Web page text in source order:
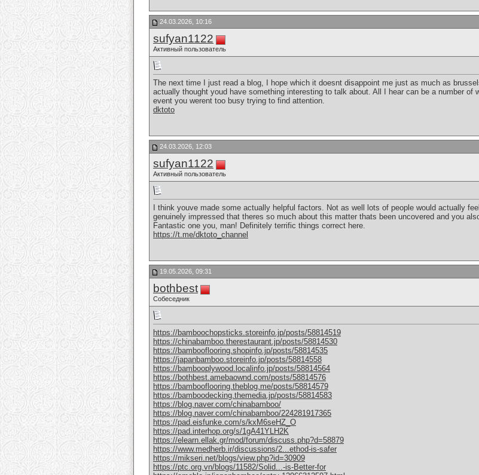
24.03.2026, 10:16
sufyan1122
Активный пользователь
The next time I just read a blog, I hope which it doesnt disappoint me just as much as
actually thought youd have something interesting to talk about. All I hear can be a number of
event you werent too busy trying to find attention.
dktoto
24.03.2026, 12:03
sufyan1122
Активный пользователь
I think youve made some actually helpful factors. Not as well lots of people would actually
genuinely impressed that theres so much about this matter thats been uncovered and you
Fantastic one you, man! Definitely terrific things correct here.
https://t.me/dktoto_channel
19.05.2026, 09:31
bothbest
Собеседник
https://bamboochopsticks.storeinfo.jp/posts/58814519
https://chinabamboo.therestaurant.jp/posts/58814530
https://bambooflooring.shopinfo.jp/posts/58814535
https://japanbamboo.storeinfo.jp/posts/58814558
https://bambooplywood.localinfo.jp/posts/58814564
https://bothbest.amebaownd.com/posts/58814576
https://bambooflooring.theblog.me/posts/58814579
https://bamboodecking.themedia.jp/posts/58814583
https://blog.naver.com/chinabamboo/
https://blog.naver.com/chinabamboo/224281917365
https://pad.eisfunke.com/s/kxM6seHZ_O
https://pad.interhop.org/s/1gA41YLH2K
https://elearn.ellak.gr/mod/forum/discuss.php?d=58879
https://www.medherb.ir/discussions/2...ethod-is-safer
https://mikseri.net/blogs/view.php?id=30909
https://ptc.org.vn/blogs/11582/Solid...-is-Better-for